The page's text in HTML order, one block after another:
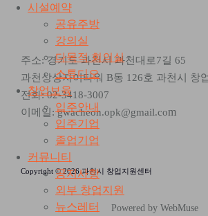
시설예약
공유주방
강의실
다목적 회의실
스튜디오
창업보육
입주안내
입주기업
졸업기업
커뮤니티
공지사항
외부 창업지원
뉴스레터
주소: 경기도 과천시 과천대로7길 65
과천상상자이타워 B동 126호 과천시 창
전화: 02-3418-3007
이메일: gwacheon.opk@gmail.com
Copyright © 2026 과천시 창업지원센터
Powered by WebMuse